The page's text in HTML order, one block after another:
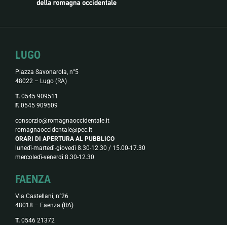
LUGO
Piazza Savonarola, n°5
48022 – Lugo (RA)
T.0545 909511
F.0545 909509
consorzio@romagnaoccidentale.it
romagnaoccidentale@pec.it
ORARI DI APERTURA AL PUBBLICO
lunedì-martedì-giovedì 8.30-12.30 / 15.00-17.30
mercoledì-venerdì 8.30-12.30
FAENZA
Via Castellani, n°26
48018 – Faenza (RA)
T.0546 21372